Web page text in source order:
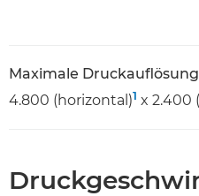
Maximale Druckauflösung
4.800 (horizontal)1 x 2.400